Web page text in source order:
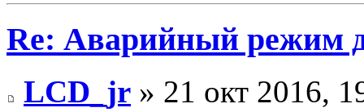
Re: Аварийный режим
LCD_jr » 21 окт 2016,